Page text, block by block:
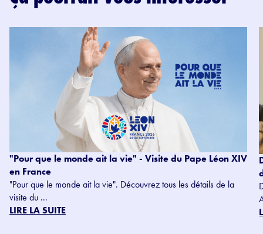
"Pour que le monde ait la vie" - Visite du Pape Léon XIV
en France
"Pour que le monde ait la vie". Découvrez tous les détails de la
visite du ...
LIRE LA SUITE